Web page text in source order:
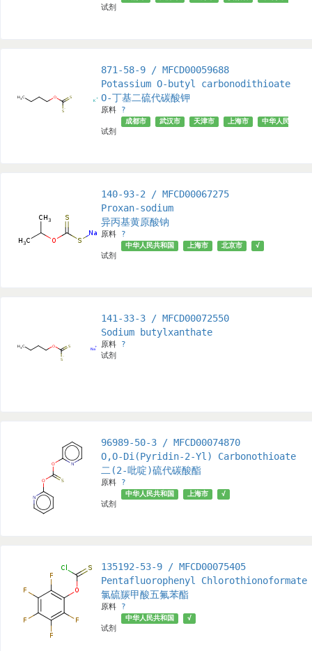
试剂
871-58-9 / MFCD00059688
Potassium O-butyl carbonodithioate
O-丁基二硫代碳酸钾
原料 ?
试剂
成都市 武汉市 天津市 上海市 中华人民共和国
140-93-2 / MFCD00067275
Proxan-sodium
异丙基黄原酸钠
原料 ?
试剂
中华人民共和国 上海市 北京市 √
141-33-3 / MFCD00072550
Sodium butylxanthate
原料 ?
试剂
96989-50-3 / MFCD00074870
O,O-Di(Pyridin-2-Yl) Carbonothioate
二(2-吡啶)硫代碳酸酯
原料 ?
试剂
中华人民共和国 上海市 √
135192-53-9 / MFCD00075405
Pentafluorophenyl Chlorothionoformate
氯硫羰甲酸五氟苯酯
原料 ?
试剂
中华人民共和国 √